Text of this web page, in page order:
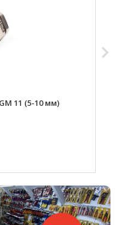
11 (5-10 мм)